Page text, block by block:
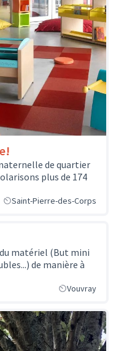
de quartier
plus de 174
Saint-Pierre-des-Corps
matériel (But mini
de manière à
Vouvray